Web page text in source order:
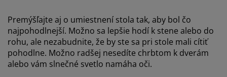
Premýšľajte aj o umiestnení stola tak, aby bol čo
najpohodlnejší. Možno sa lepšie hodí k stene alebo do
rohu, ale nezabudnite, že by ste sa pri stole mali cítiť
pohodlne. Možno radšej nesedíte chrbtom k dverám
alebo vám slnečné svetlo namáha oči.